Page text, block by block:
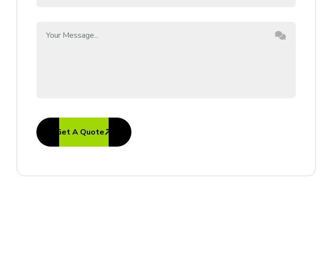
Get A Quote